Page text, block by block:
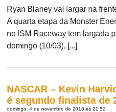
Ryan Blaney vai largar na
A quarta etapa da Monster
no ISM Raceway tem largada
domingo (10/03), [...]
NASCAR – Kevin
é segundo finalista de
domingo, 4 de novembro de 2018 às 21:52